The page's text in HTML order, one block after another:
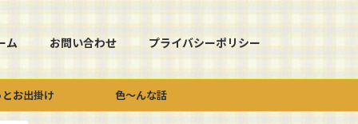
ム お問い合わせ プライバシーポリシー
お出掛け 色～んな話